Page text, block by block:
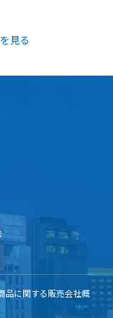
見る
品に関する販売会社概